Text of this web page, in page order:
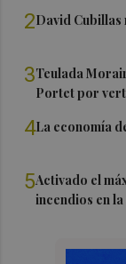
2David Cubillas
3Teulada
Portet por
4La economía
5Activado el
incendios en